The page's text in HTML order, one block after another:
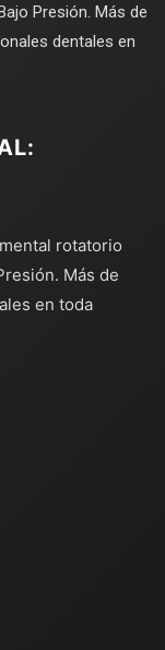
Presión. Más de
dentales en
rotatorio
Más de
en toda